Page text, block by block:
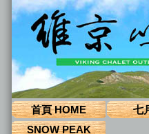
首頁 HOME 七
SNOW PEAK